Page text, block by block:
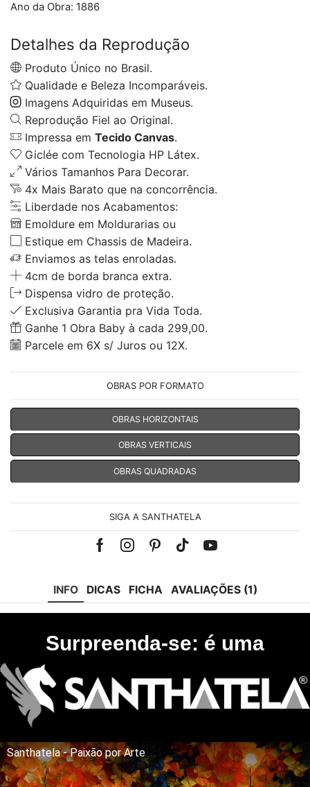
Ano da Obra: 1886
Detalhes da Reprodução
Produto Único no Brasil.
Qualidade e Beleza Incomparáveis.
Imagens Adquiridas em Museus.
Reprodução Fiel ao Original.
Impressa em Tecido Canvas.
Giclée com Tecnologia HP Látex.
Vários Tamanhos Para Decorar.
4x Mais Barato que na concorrência.
Liberdade nos Acabamentos:
Emoldure em Moldurarias ou
Estique em Chassis de Madeira.
Enviamos as telas enroladas.
4cm de borda branca extra.
Dispensa vidro de proteção.
Exclusiva Garantia pra Vida Toda.
Ganhe 1 Obra Baby à cada 299,00.
Parcele em 6X s/ Juros ou 12X.
OBRAS POR FORMATO
OBRAS HORIZONTAIS
OBRAS VERTICAIS
OBRAS QUADRADAS
SIGA A SANTHATELA
FacebookInstagramPinterest
Tik-Youtube
INFO DICAS FICHA AVALIAÇÕES (1)
Surpreenda-se: é uma
Santhatela - Paixão por Arte